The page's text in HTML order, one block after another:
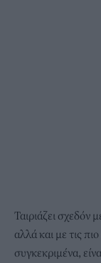
Ταιριάζει σχεδόν
αλλά και με τις
συγκεκριμένα,